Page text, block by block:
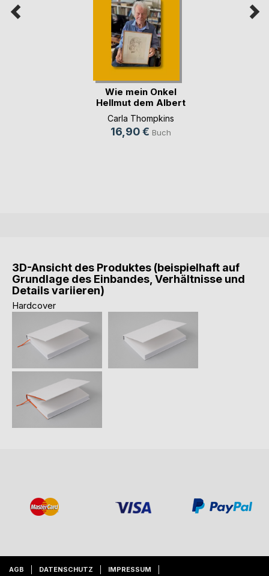
Wie mein Onkel
Hellmut dem Albert
(...)
Carla Thompkins
16,90 € Buch
3D-Ansicht des Produktes (beispielhaft auf
Grundlage des Einbandes, Verhältnisse und
Details variieren)
Hardcover
AGB DATENSCHUTZ IMPRESSUM